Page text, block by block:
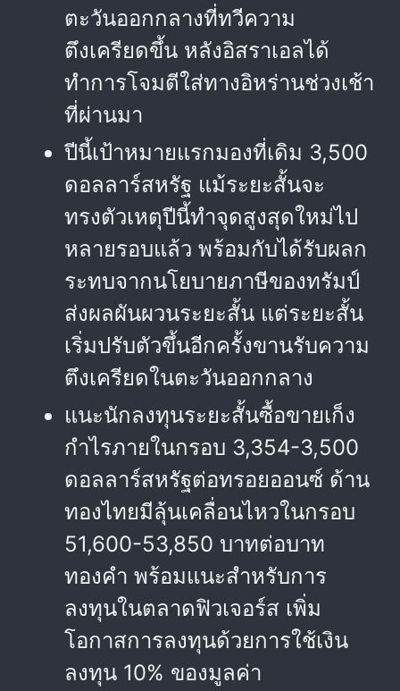
ตะวันออกกลางที่ทวีความ
ตึงเครียดขึ้น หลังอิสราเอลได้
ทำการโจมตีใส่ทางอิหร่านช่วงเช้า
ที่ผ่านมา
ปีนี้เป้าหมายแรกมองที่เดิม 3,500
ดอลลาร์สหรัฐ แม้ระยะสั้นจะ
ทรงตัวเหตุปีนี้ทำจุดสูงสุดใหม่ไป
หลายรอบแล้ว พร้อมกับได้รับผลก
ระทบจากนโยบายภาษีของทรัมป์
ส่งผลผันผวนระยะสั้น แต่ระยะสั้น
เริ่มปรับตัวขึ้นอีกครั้งขานรับความ
ตึงเครียดในตะวันออกกลาง
แนะนักลงทุนระยะสั้นซื้อขายเก็ง
กำไรภายในกรอบ 3,354-3,500
ดอลลาร์สหรัฐต่อทรอยออนซ์ ด้าน
ทองไทยมีลุ้นเคลื่อนไหวในกรอบ
51,600-53,850 บาทต่อบาท
ทองคำ พร้อมแนะสำหรับการ
ลงทุนในตลาดฟิวเจอร์ส เพิ่ม
โอกาสการลงทุนด้วยการใช้เงิน
ลงทุน 10% ของมูลค่า